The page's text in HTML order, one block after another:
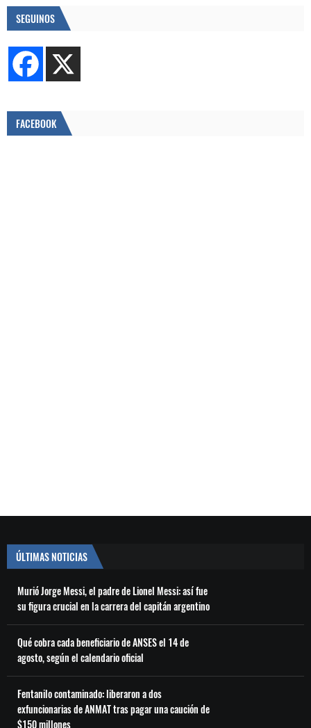
SEGUINOS
FACEBOOK
ÚLTIMAS NOTICIAS
Murió Jorge Messi, el padre de Lionel Messi: así fue
su figura crucial en la carrera del capitán argentino
Qué cobra cada beneficiario de ANSES el 14 de
agosto, según el calendario oficial
Fentanilo contaminado: liberaron a dos
exfuncionarias de ANMAT tras pagar una caución de
$150 millones